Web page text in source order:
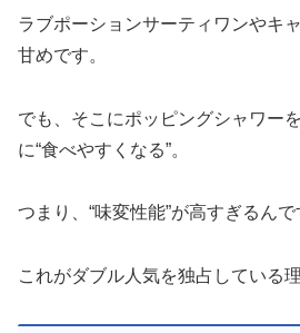
ラブポーションサーティワンやキ
甘めです。
でも、そこにポッピングシャワー
に“食べやすくなる”。
つまり、“味変性能”が高すぎるんで
これがダブル人気を独占している